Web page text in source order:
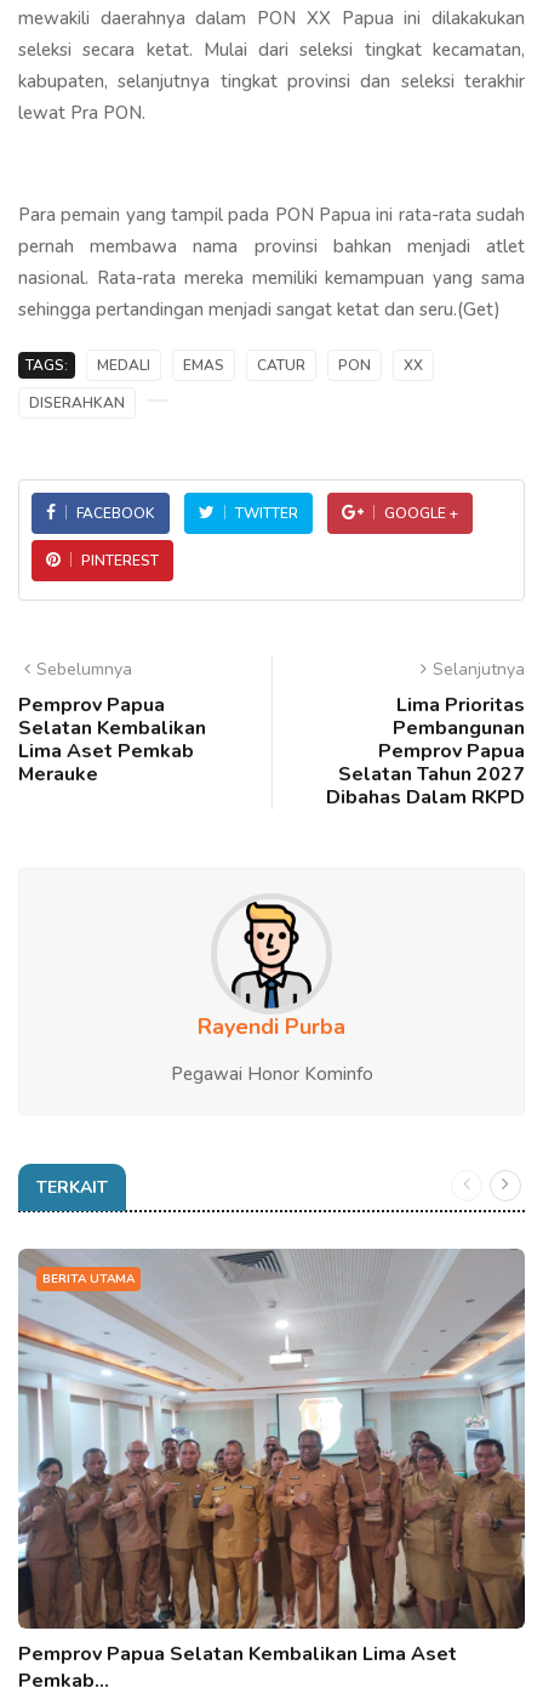
mewakili daerahnya dalam PON XX Papua ini dilakakukan
seleksi secara ketat. Mulai dari seleksi tingkat kecamatan,
kabupaten, selanjutnya tingkat provinsi dan seleksi terakhir
lewat Pra PON.
Para pemain yang tampil pada PON Papua ini rata-rata sudah
pernah membawa nama provinsi bahkan menjadi atlet
nasional. Rata-rata mereka memiliki kemampuan yang sama
sehingga pertandingan menjadi sangat ketat dan seru.(Get)
TAGS: MEDALI EMAS CATUR PON
XX
DISERAHKAN
FACEBOOK TWITTER GOOGLE +
PINTEREST
Sebelumnya
Pemprov Papua
Selatan Kembalikan
Lima Aset Pemkab
Merauke
Selanjutnya
Lima Prioritas
Pembangunan
Pemprov Papua
Selatan Tahun 2027
Dibahas Dalam RKPD
Rayendi Purba
Pegawai Honor Kominfo
TERKAIT
BERITA UTAMA
Pemprov Papua Selatan Kembalikan Lima Aset
Pemkab…